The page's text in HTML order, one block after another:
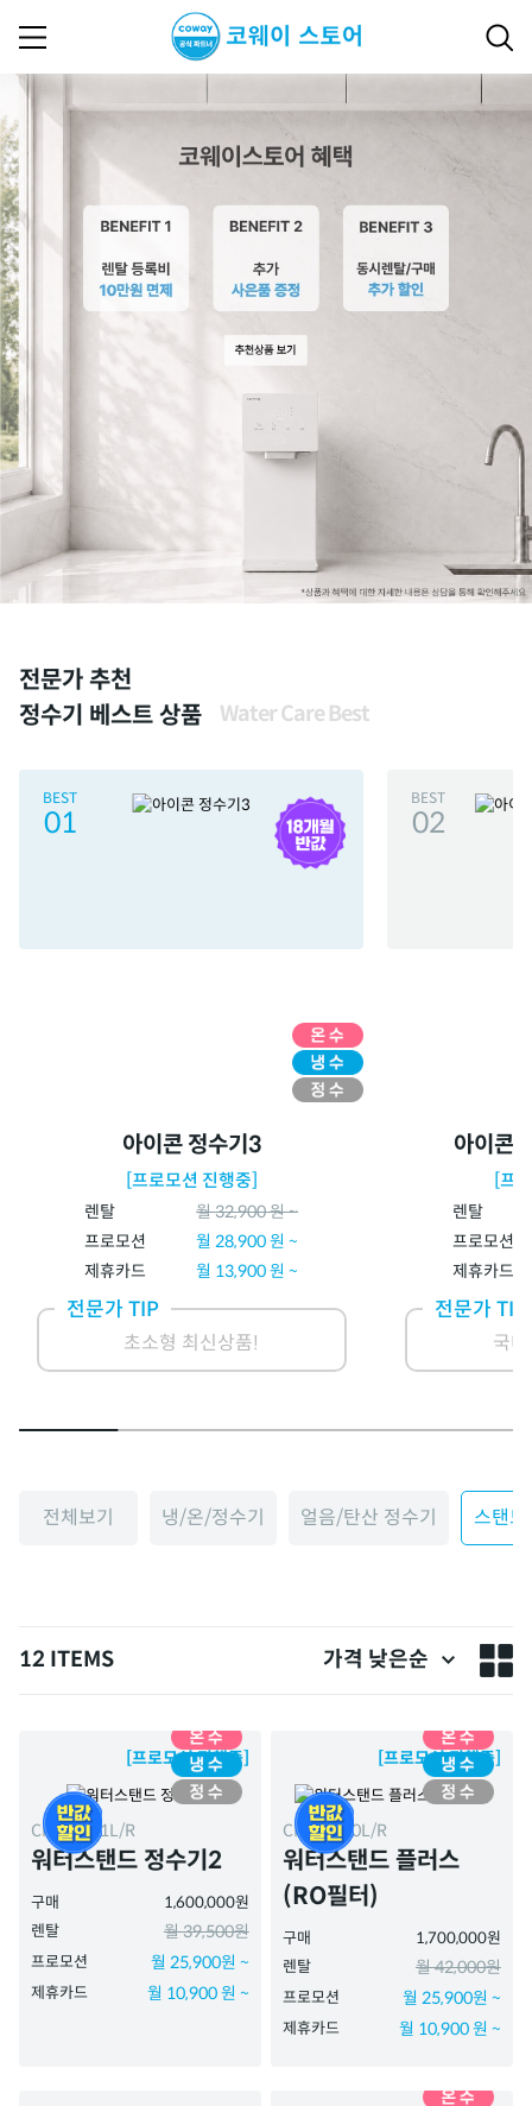
전문가 추천
정수기 베스트 상품
Water Care Best
BEST
01
아이콘 정수기3
[프로모션 진행중]
렌탈 월32,900원 ~
프로모션
월28,900원 ~
제휴카드
월 13,900원 ~
전문가 TIP
초소형 최신상품!
BEST
02
아이콘
[프
렌탈
프로모션
제휴카드
전문가 TIP
국
전체보기 냉/온/정수기 얼음/탄산 정수기 스탠
12 ITEMS 가격 낮은순
[프로모션 진행중]
CHP-5711L/R
워터스탠드 정수기2
구매
1,600,000원
렌탈
월 39,500원
프로모션 월 25,900원 ~
제휴카드 월 10,900 원 ~
[프로모션 진행중]
CHP-5730L/R
워터스탠드 플러스
(RO필터)
구매
1,700,000원
렌탈
월 42,000원
프로모션 월 25,900원 ~
제휴카드 월 10,900 원 ~